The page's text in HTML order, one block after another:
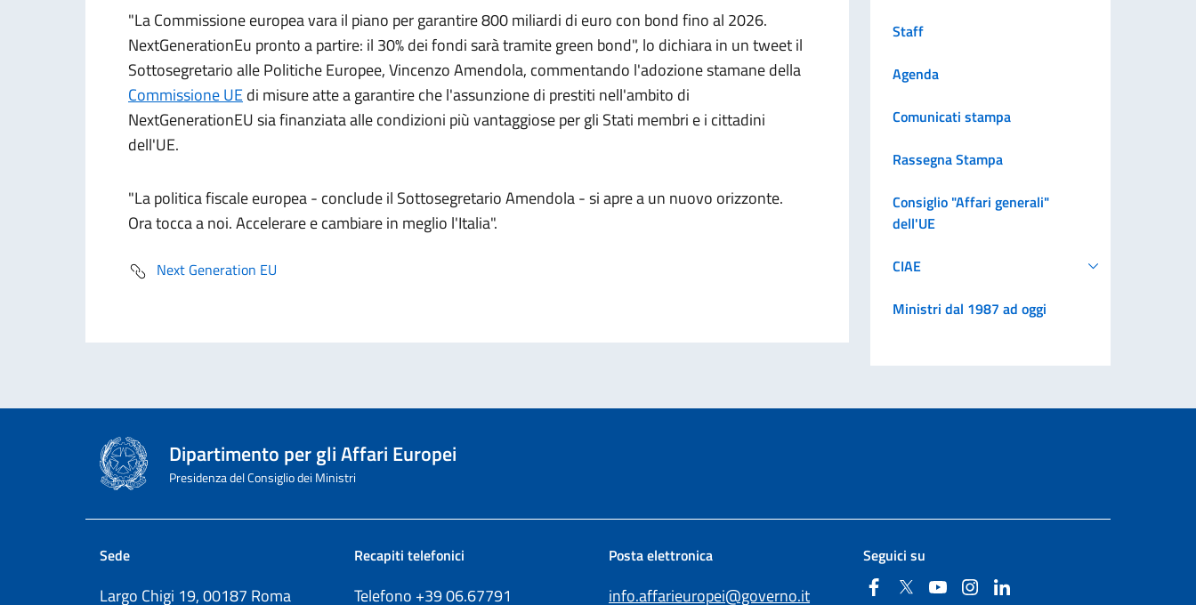
"La Commissione europea vara il piano per garantire 800 miliardi di euro con bond fino al 2026.
NextGenerationEu pronto a partire: il 30% dei fondi sarà tramite green bond", lo dichiara in un tweet il
Sottosegretario alle Politiche Europee, Vincenzo Amendola, commentando l'adozione stamane della
Commissione UEdi misure atte a garantire che l'assunzione di prestiti nell'ambito di
NextGenerationEU sia finanziata alle condizioni più vantaggiose per gli Stati membri e i cittadini
dell'UE.
"La politica fiscale europea - conclude il Sottosegretario Amendola - si apre a un nuovo orizzonte.
Ora tocca a noi. Accelerare e cambiare in meglio l'Italia".
Next Generation EU
Staff
Agenda
Comunicati stampa
Rassegna Stampa
Consiglio "Affari generali"
dell'UE
CIAE
Ministri dal 1987 ad oggi
Dipartimento per gli Affari Europei
Presidenza del Consiglio dei Ministri
Sede
Largo Chigi 19, 00187 Roma
Recapiti telefonici
Telefono +3906.67791
Posta elettronica
info.affarieuropei@governo.it
Seguici su
FacebookTwitterYouTubeInstagram